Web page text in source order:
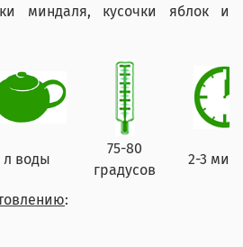
миндаля, кусочки яблок и
:
л воды
75-80
градусов
2-3